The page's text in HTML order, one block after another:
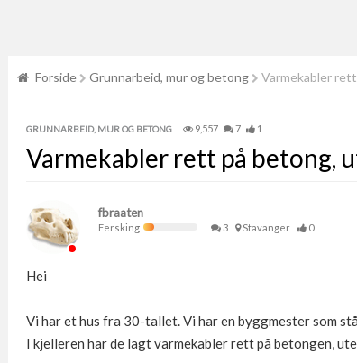
Forside Grunnarbeid, mur og betong Varmekabler
GRUNNARBEID, MUR OG BETONG 9,557 7 1
Varmekabler rett på betong,
fbraaten
Fersking 3 Stavanger 0
Hei
Vi har et hus fra 30-tallet. Vi har en byggmester som
I kjelleren har de lagt varmekabler rett på betongen,